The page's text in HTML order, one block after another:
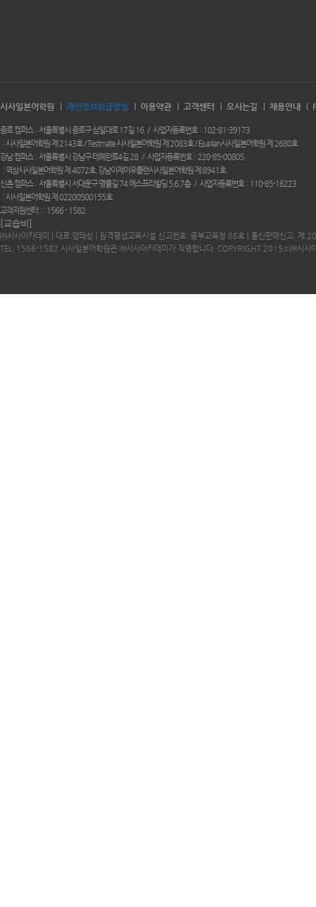
시사일본어학원 개인정보취급방침 이용약관 고객센터 오시는길 채용안내
종로 캠퍼스 서울특별시 종로구 삼일대로 17길 16 사업자등록번호
102-81-39173
시사일본어학원 제 2143호 / Testmate 시사일본어학원 제 2083호 / Ejuplan시사일본어학원 제 2680호
강남 캠퍼스
서울특별시 강남구 테헤란로4길 28 사업자등록번호
220-85-00805
역삼시사일본어학원 제 4072호. 강남이제이유플랜시사일본어학원 제 8941호
신촌 캠퍼스
서울특별시 서대문구 명물길 74 에스프리빌딩 5,6,7층 사업자등록번호
110-85-16223
시사일본어학원 제 02200500155호
고객지원센터 :
1566 - 1582
[교습비]
㈜시사아카데미 | 대표:엄태상 | 원격평생교육시설 신고번호: 중부교육청 86호 | 통신판매신고: 제
TEL: 1566-1582 시사일본어학원은 ㈜시사아카데미가 직영합니다. COPYRIGHT 2015ⓒ㈜시사